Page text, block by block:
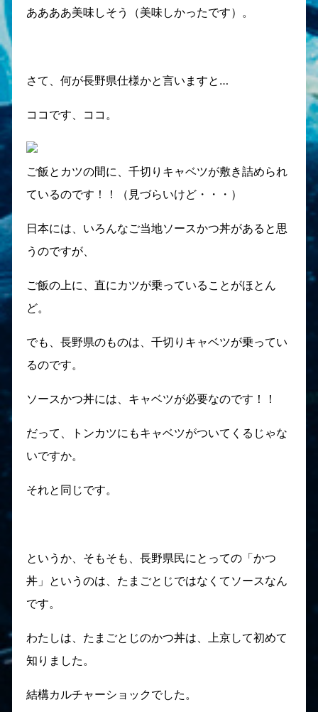
ああああ美味しそう（美味しかったです）。
さて、何が長野県仕様かと言いますと…
ココです、ココ。
ご飯とカツの間に、千切りキャベツが敷き詰められ
ているのです！！（見づらいけど・・・）
日本には、いろんなご当地ソースかつ丼があると思
うのですが、
ご飯の上に、直にカツが乗っていることがほとん
ど。
でも、長野県のものは、千切りキャベツが乗ってい
るのです。
ソースかつ丼には、キャベツが必要なのです！！
だって、トンカツにもキャベツがついてくるじゃな
いですか。
それと同じです。
というか、そもそも、長野県民にとっての「かつ
丼」というのは、たまごとじではなくてソースなん
です。
わたしは、たまごとじのかつ丼は、上京して初めて
知りました。
結構カルチャーショックでした。